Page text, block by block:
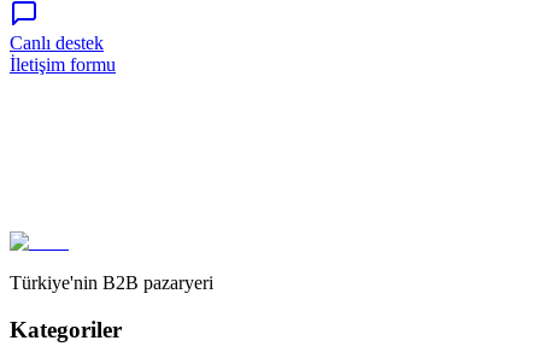
Canlı destek
İletişim formu
Türkiye'nin B2B pazaryeri
Kategoriler